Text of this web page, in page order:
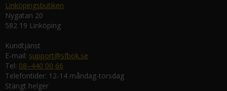
Linköpingsbutiken
Nygatan 20
582 19 Linköping
Kundtjänst
E-mail: support@sfbok.se
Tel: 08–440 00 66
Telefontider: 12-14 måndag-torsdag
Stängt helger